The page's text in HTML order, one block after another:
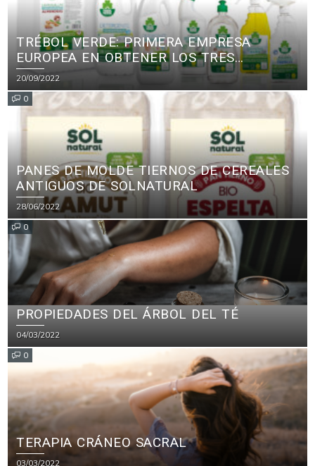
TRÉBOL VERDE: PRIMERA EMPRESA
EUROPEA EN OBTENER LOS TRES
PRINCIPALES CERTIFICADOS ECOLÓGICOS
PARA PRODUCTOS DE LIMPIEZA
20/09/2022
0
PANES DE MOLDE TIERNOS DE CEREALES
ANTIGUOS DE SOLNATURAL
28/06/2022
0
PROPIEDADES DEL ÁRBOL DEL TÉ
04/03/2022
0
TERAPIA CRÁNEO SACRAL
03/03/2022